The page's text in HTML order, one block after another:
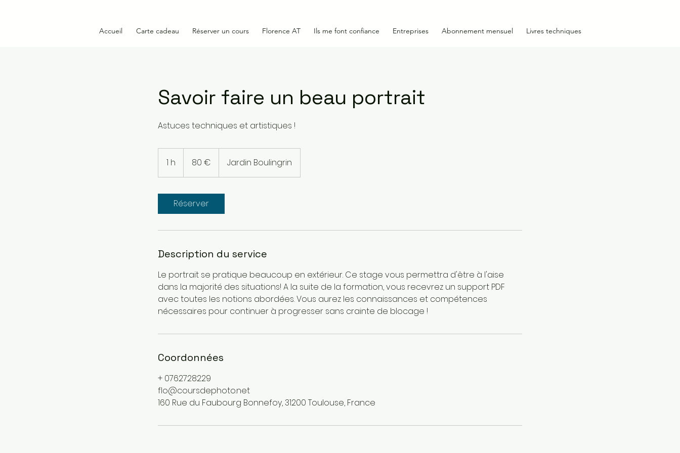
Accueil Carte cadeau Réserver un cours Florence AT Ils me font confiance Entreprises Abonnement mensuel Livres techniques
Savoir faire un beau portrait
Astuces techniques et artistiques !
1 h 80 € Jardin Boulingrin
Réserver
Description du service
Le portrait se pratique beaucoup en extérieur. Ce stage vous permettra d'être à l'aise
dans la majorité des situations! A la suite de la formation, vous recevrez un support PDF
avec toutes les notions abordées. Vous aurez les connaissances et compétences
nécessaires pour continuer à progresser sans crainte de blocage !
Coordonnées
+ 0762728229
flo@coursdephoto.net
160 Rue du Faubourg Bonnefoy, 31200 Toulouse, France